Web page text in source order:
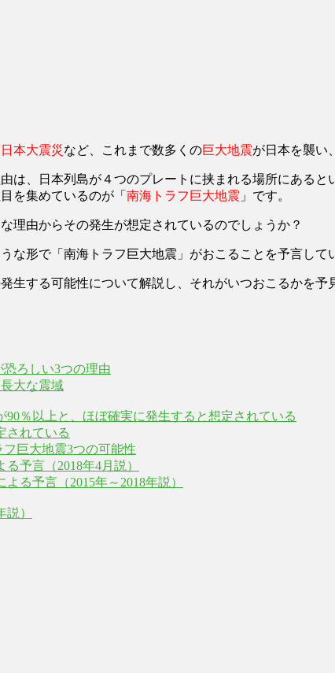
本大震災 など、これまで数多くの巨大地震が日本を襲い
は、日本列島が４つのプレートに挟まれる場所にある
を集めているのが「 南海トラフ巨大地震 」です。
理由からその発生が想定されているのでしょうか？
な形で「南海トラフ巨大地震」がおこることを予言して
生する可能性について解説し、それがいつおこるかを
ろしい3つの理由
大な震域
％以上と、ほぼ確実に発生すると想定されている
されている
巨大地震3つの可能性
予言（2018年4月説）
る予言（2015年～2018年説）
）